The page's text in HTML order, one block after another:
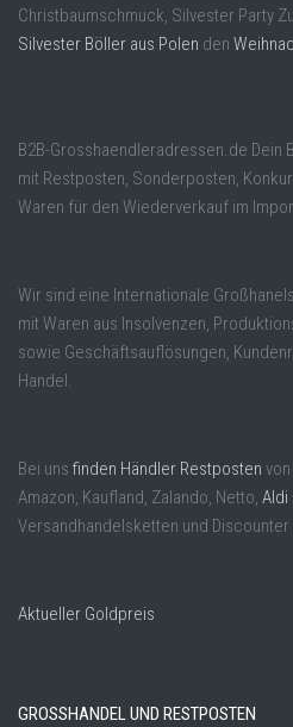
Christbaumschmuck, Silvester Party
Silvester Böller aus Polen den
B2B-Grosshaendleradressen.de Dein
mit Restposten, Sonderposten,
Waren für den Wiederverkauf im
Wir sind eine Internationale
mit Waren aus Insolvenzen,
sowie Geschäftsauflösungen,
Handel.
Bei uns finden Händler Restposten von
Amazon, Kaufland, Zalando, Netto, Aldi
Versandhandelsketten und Discounter
Aktueller Goldpreis
GROSSHANDEL UND RESTPOSTEN